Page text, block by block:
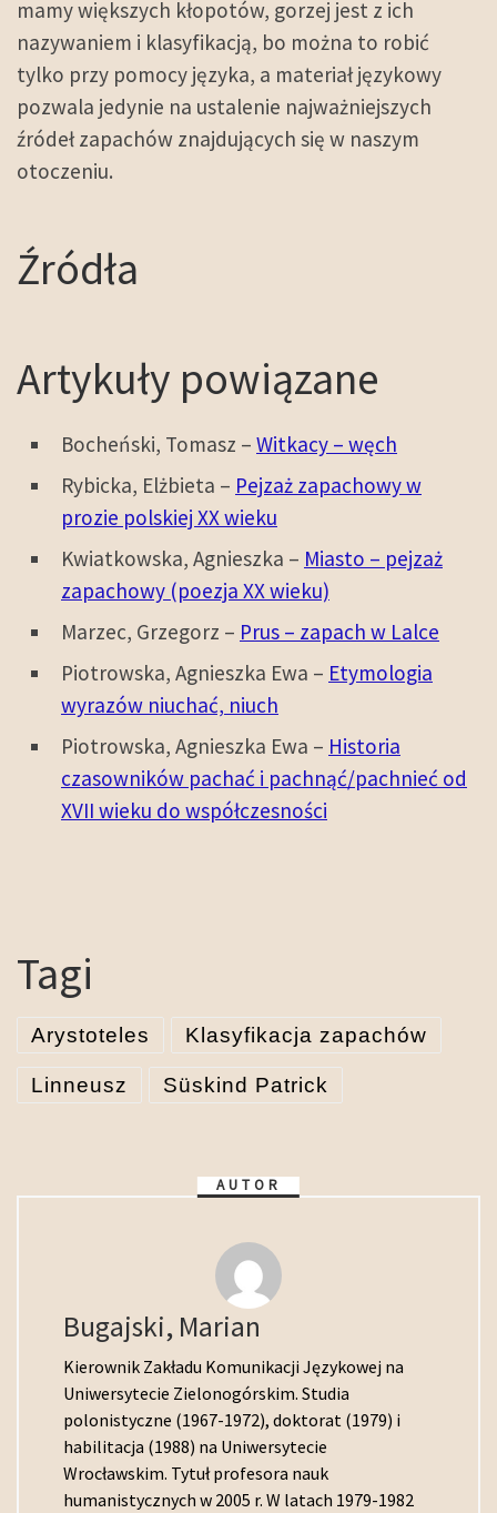
mamy większych kłopotów, gorzej jest z ich
nazywaniem i klasyfikacją, bo można to robić
tylko przy pomocy języka, a materiał językowy
pozwala jedynie na ustalenie najważniejszych
źródeł zapachów znajdujących się w naszym
otoczeniu.
Źródła
Artykuły powiązane
Bocheński, Tomasz – Witkacy – węch
Rybicka, Elżbieta – Pejzaż zapachowy w
prozie polskiej XX wieku
Kwiatkowska, Agnieszka – Miasto – pejzaż
zapachowy (poezja XX wieku)
Marzec, Grzegorz – Prus – zapach w Lalce
Piotrowska, Agnieszka Ewa – Etymologia
wyrazów niuchać, niuch
Piotrowska, Agnieszka Ewa – Historia
czasowników pachać i pachnąć/pachnieć od
XVII wieku do współczesności
Tagi
Arystoteles Klasyfikacja zapachów
Linneusz Süskind Patrick
AUTOR
Bugajski, Marian
Kierownik Zakładu Komunikacji Językowej na
Uniwersytecie Zielonogórskim. Studia
polonistyczne (1967-1972), doktorat (1979) i
habilitacja (1988) na Uniwersytecie
Wrocławskim. Tytuł profesora nauk
humanistycznych w 2005 r. W latach 1979-1982